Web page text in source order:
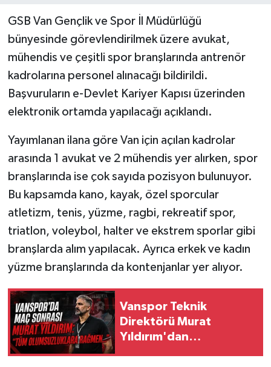
GSB Van Gençlik ve Spor İl Müdürlüğü
bünyesinde görevlendirilmek üzere avukat,
mühendis ve çeşitli spor branşlarında antrenör
kadrolarına personel alınacağı bildirildi.
Başvuruların e-Devlet Kariyer Kapısı üzerinden
elektronik ortamda yapılacağı açıklandı.
Yayımlanan ilana göre Van için açılan kadrolar
arasında 1 avukat ve 2 mühendis yer alırken, spor
branşlarında ise çok sayıda pozisyon bulunuyor.
Bu kapsamda kano, kayak, özel sporcular
atletizm, tenis, yüzme, ragbi, rekreatif spor,
triatlon, voleybol, halter ve ekstrem sporlar gibi
branşlarda alım yapılacak. Ayrıca erkek ve kadın
yüzme branşlarında da kontenjanlar yer alıyor.
Vanspor Teknik
Direktörü Murat
Yıldırım'dan